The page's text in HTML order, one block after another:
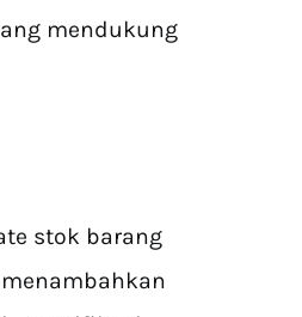
mendukung
stok barang